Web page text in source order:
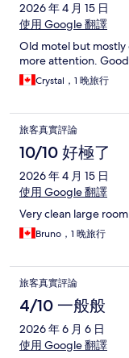
2026 年 4 月 15 日
使用 Google 翻譯
Old motel but mostly
more attention.
Crystal，1 晚旅行
旅客真實評論
10/10 好極了
2026 年 4 月 15 日
使用 Google 翻譯
Very clean large room
Bruno，1 晚旅行
旅客真實評論
4/10 一般般
2026 年 6 月 6 日
使用 Google 翻譯